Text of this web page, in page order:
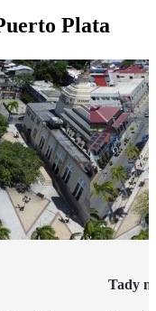
Plata
Tady